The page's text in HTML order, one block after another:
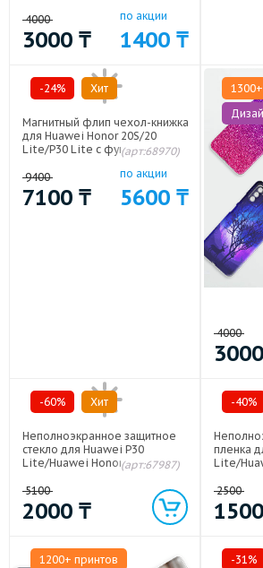
4000
3000 ₸
по акции
1400 ₸
-24% Хит
Магнитный флип чехол-книжка
для Huawei Honor 20S/20
Lite/P30 Lite с функцией
карт Синий
(арт:68970)
9400
7100 ₸
по акции
5600 ₸
4000
3000
-60% Хит
Неполноэкранное защитное
стекло для Huawei P30
Lite/Huawei Honor 20S/Huawei
(арт:67987)
5100
2000 ₸
-40%
пленка
Lite/
2500
1500
1200+ принтов
-31%